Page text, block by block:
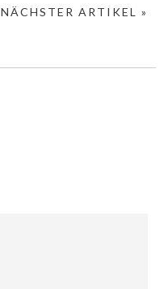
NÄCHSTER ARTIKEL »